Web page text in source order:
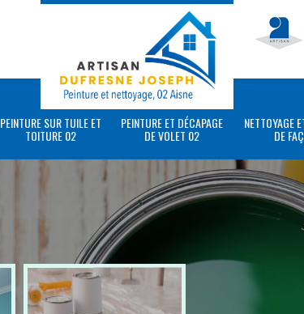
PEINTURE SUR TUILE ET
TOITURE 02
PEINTURE ET DÉCAPAGE
DE VOLET 02
NETTOYAGE
DE